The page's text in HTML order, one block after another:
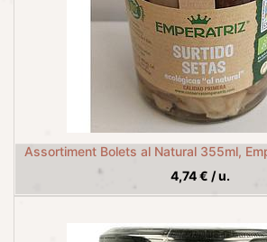
Assortiment Bolets al Natural 355ml,
4,74€ /u.